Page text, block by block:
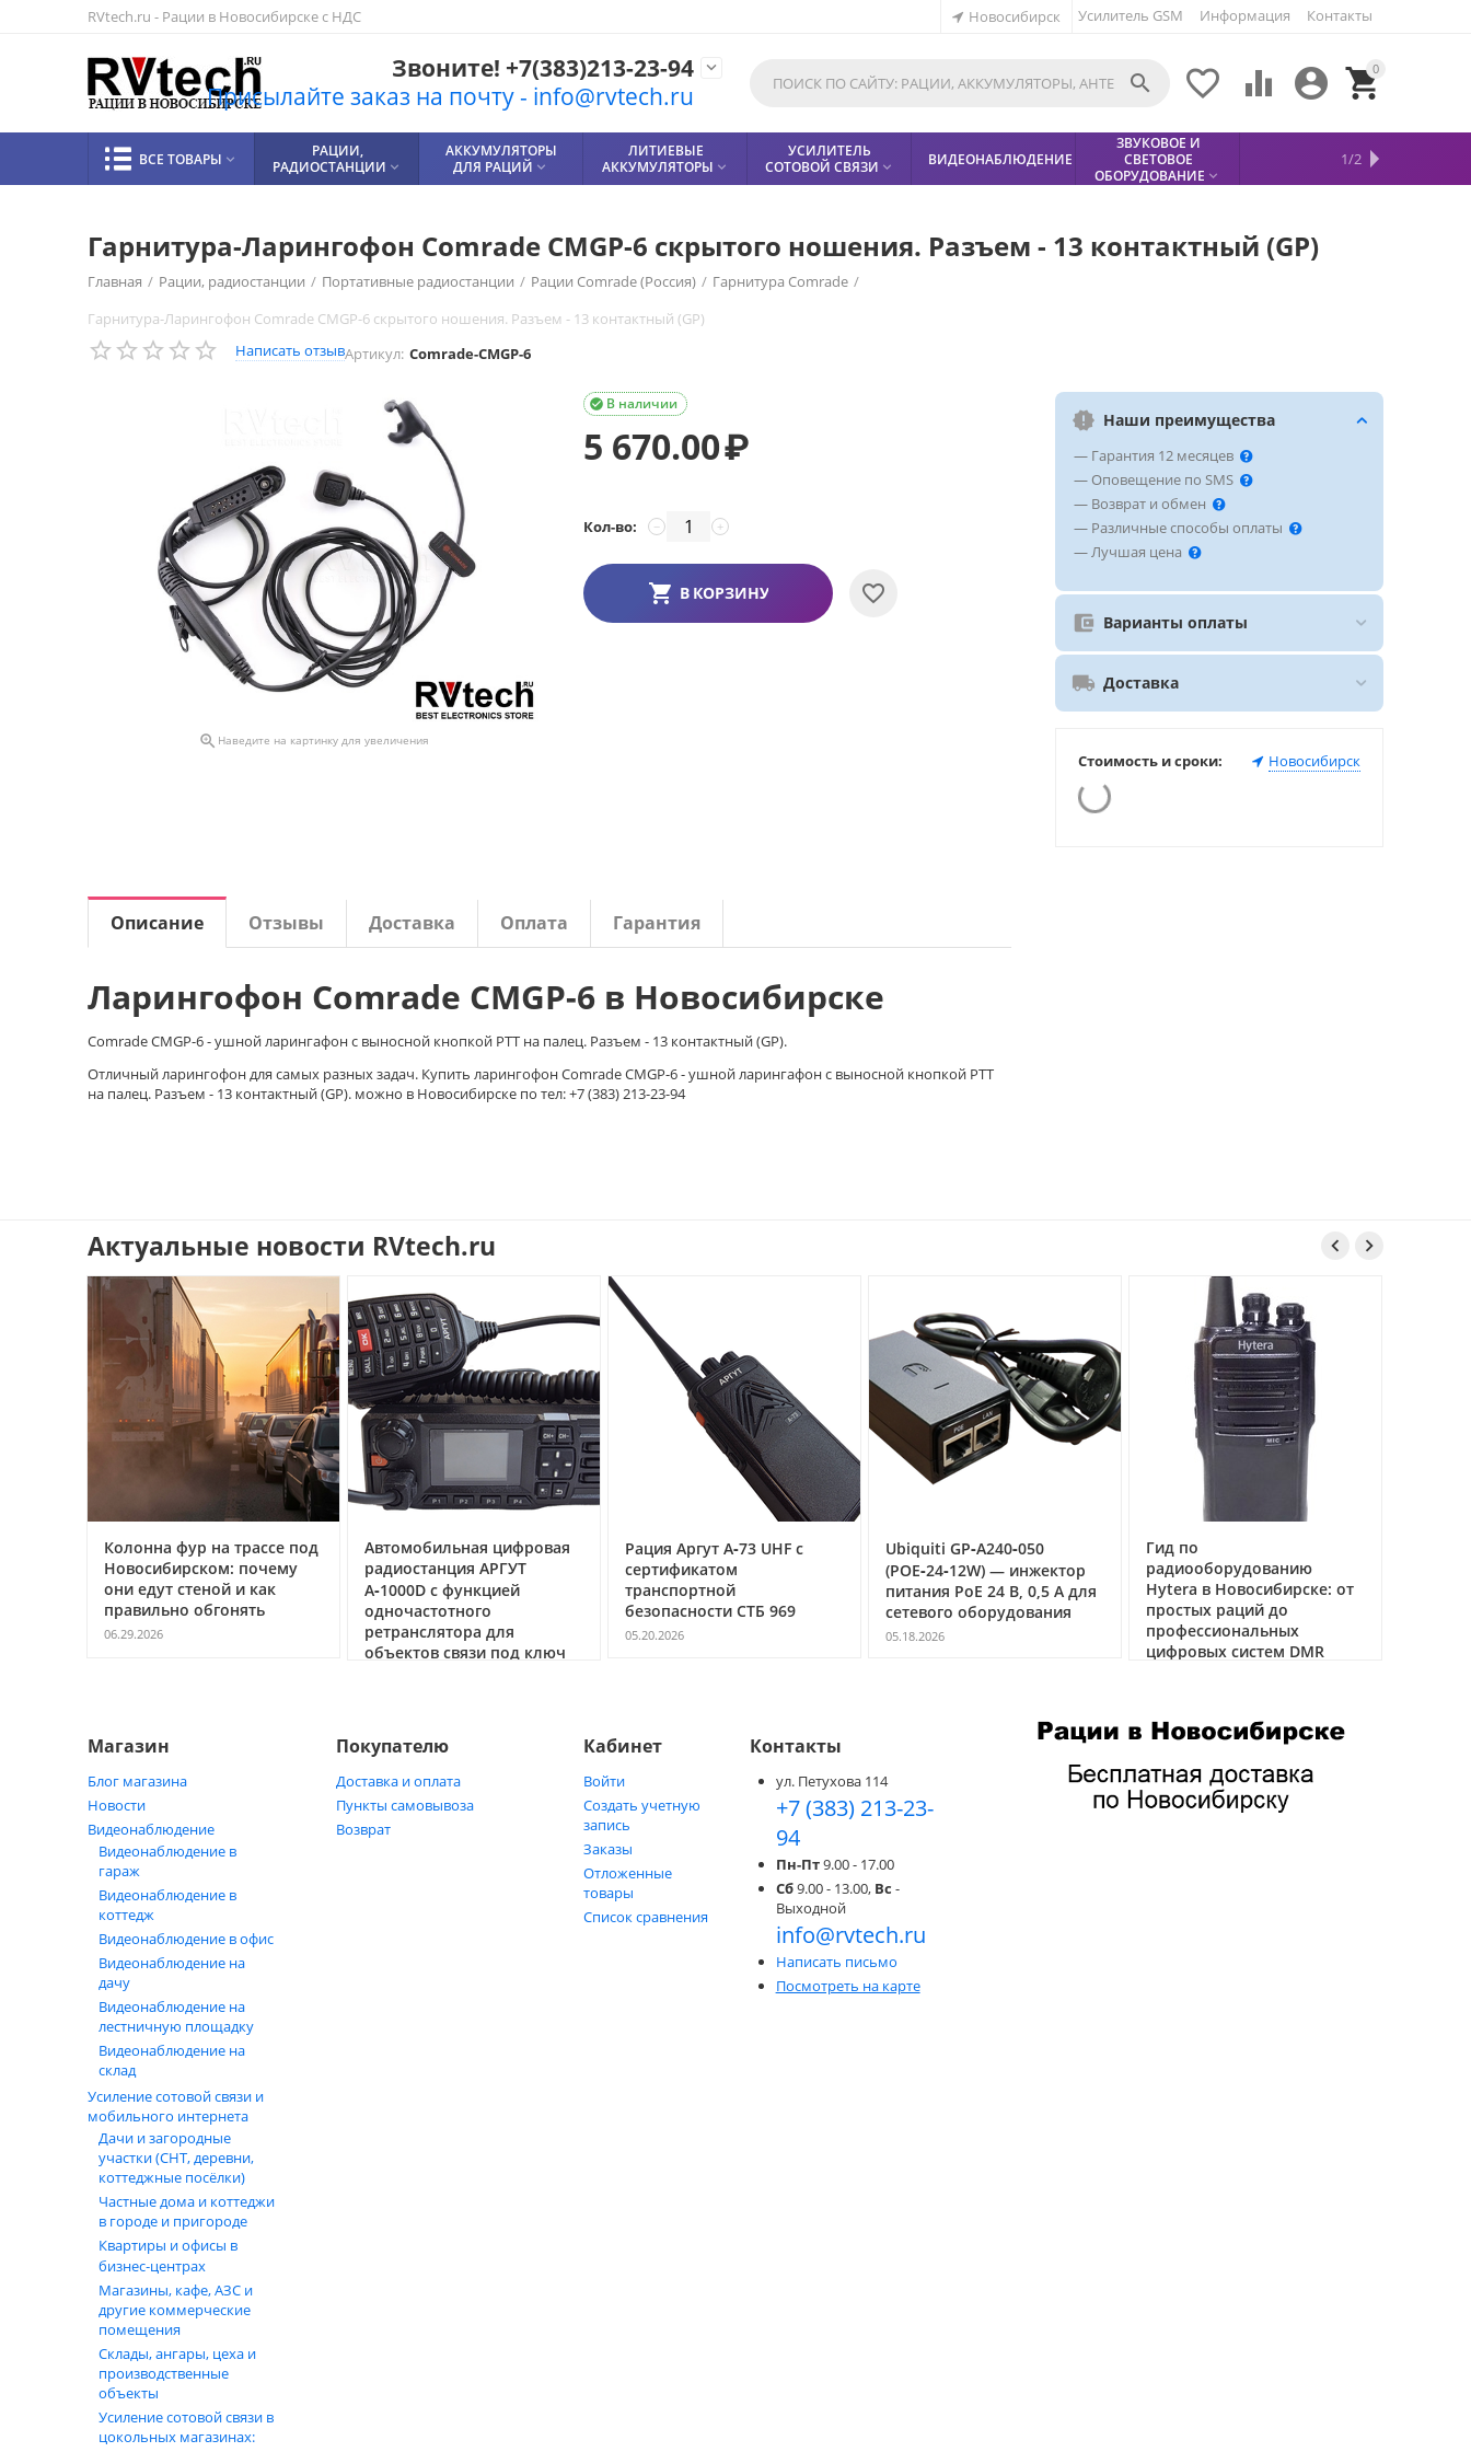
RVtech.ru - Рации в Новосибирске с НДС Усилитель GSM Информация Контакты
Новосибирск
Звоните! +7(383)213-23-94
Присылайте заказ на почту - info@rvtech.ru
 0


 

ВСЕ ТОВАРЫ 
РАЦИИ,
РАДИОСТАНЦИИ 
АККУМУЛЯТОРЫ
ДЛЯ РАЦИЙ 
ЛИТИЕВЫЕ
АККУМУЛЯТОРЫ 
УСИЛИТЕЛЬ
СОТОВОЙ СВЯЗИ  ВИДЕОНАБЛЮДЕНИЕ
ЗВУКОВОЕ И
СВЕТОВОЕ
ОБОРУДОВАНИЕ 
МЕТАЛЛОДЕТЕКТОР
СФИНКС (SPHINX)
БЕЗОПАСНОСТЬ 
КИСЛОТНЫЕ
АККУМУЛЯТОРЫ 
1/2
Гарнитура-Ларингофон Comrade CMGP-6 скрытого ношения. Разъем - 13 контактный (GP)
Главная / Рации, радиостанции / Портативные радиостанции / Рации Comrade (Россия) / Гарнитура Comrade /
Гарнитура-Ларингофон Comrade CMGP-6 скрытого ношения. Разъем - 13 контактный (GP)
Написать отзывАртикул: Comrade-CMGP-6
 Наведите на картинку для увеличения
В наличии

5 670.00₽
Кол-во: +
−
В КОРЗИНУ
Наши преимущества
— Гарантия 12 месяцев
— Оповещение по SMS
— Возврат и обмен
— Различные способы оплаты
— Лучшая цена
Варианты оплаты
Доставка
Стоимость и сроки: Новосибирск
Описание Отзывы Доставка Оплата Гарантия
Ларингофон Comrade CMGP-6 в Новосибирске
Comrade CMGP-6 - ушной ларингафон с выносной кнопкой PTT на палец. Разъем - 13 контактный (GP).
Отличный ларингофон для самых разных задач. Купить ларингофон Comrade CMGP-6 - ушной ларингафон с выносной кнопкой PTT
на палец. Разъем - 13 контактный (GP). можно в Новосибирске по тел: +7 (383) 213-23-94
Актуальные новости RVtech.ru  
Колонна фур на трассе под
Новосибирском: почему
они едут стеной и как
правильно обгонять
06.29.2026
Автомобильная цифровая
радиостанция АРГУТ
А‑1000D с функцией
одночастотного
ретранслятора для
объектов связи под ключ
Рация Аргут А‑73 UHF с
сертификатом
транспортной
безопасности СТБ 969
05.20.2026
Ubiquiti GP‑A240‑050
(POE‑24‑12W) — инжектор
питания PoE 24 В, 0,5 А для
сетевого оборудования
05.18.2026
Гид по
радиооборудованию
Hytera в Новосибирске: от
простых раций до
профессиональных
цифровых систем DMR
Магазин
Блог магазина
Новости
Видеонаблюдение
Видеонаблюдение в
гараж
Видеонаблюдение в
коттедж
Видеонаблюдение в офис
Видеонаблюдение на
дачу
Видеонаблюдение на
лестничную площадку
Видеонаблюдение на
склад
Усиление сотовой связи и
мобильного интернета
Дачи и загородные
участки (СНТ, деревни,
коттеджные посёлки)
Частные дома и коттеджи
в городе и пригороде
Квартиры и офисы в
бизнес‑центрах
Магазины, кафе, АЗС и
другие коммерческие
помещения
Склады, ангары, цеха и
производственные
объекты
Усиление сотовой связи в
цокольных магазинах:
Покупателю
Доставка и оплата
Пункты самовывоза
Возврат
Кабинет
Войти
Создать учетную
запись
Заказы
Отложенные
товары
Список сравнения
Контакты
ул. Петухова 114
+7 (383) 213-23-
94
Пн-Пт9.00 - 17.00
Сб9.00 - 13.00, Вс -
Выходной
info@rvtech.ru
Написать письмо
Посмотреть на карте